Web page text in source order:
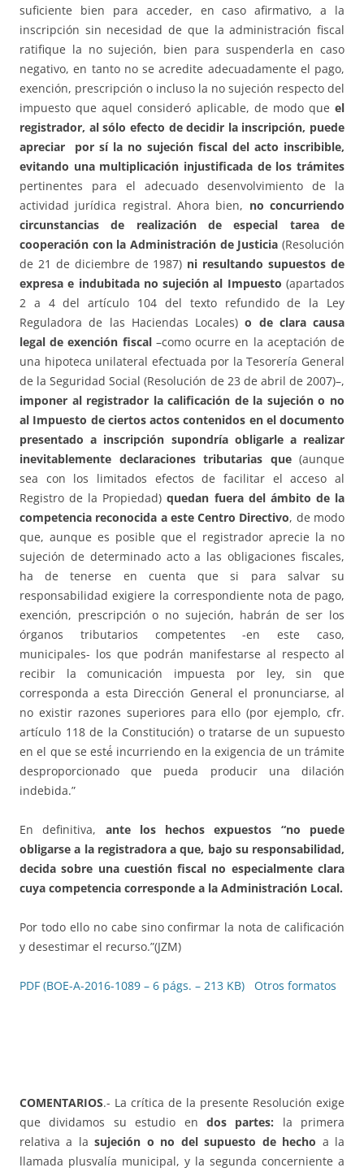
suficiente bien para acceder, en caso afirmativo, a la
inscripción sin necesidad de que la administración fiscal
ratifique la no sujeción, bien para suspenderla en caso
negativo, en tanto no se acredite adecuadamente el pago,
exención, prescripción o incluso la no sujeción respecto del
impuesto que aquel consideró aplicable, de modo que el
registrador, al sólo efecto de decidir la inscripción, puede
apreciar por sí la no sujeción fiscal del acto inscribible,
evitando una multiplicación injustificada de los trámites
pertinentes para el adecuado desenvolvimiento de la
actividad jurídica registral. Ahora bien, no concurriendo
circunstancias de realización de especial tarea de
cooperación con la Administración de Justicia (Resolución
de 21 de diciembre de 1987) ni resultando supuestos de
expresa e indubitada no sujeción al Impuesto (apartados
2 a 4 del artículo 104 del texto refundido de la Ley
Reguladora de las Haciendas Locales)o de clara causa
legal de exención fiscal–como ocurre en la aceptación de
una hipoteca unilateral efectuada por la Tesorería General
de la Seguridad Social (Resolución de 23 de abril de 2007)–,
imponer al registrador la calificación de la sujeción o no
al Impuesto de ciertos actos contenidos en el documento
presentado a inscripción supondría obligarle a realizar
inevitablemente declaraciones tributarias que (aunque
sea con los limitados efectos de facilitar el acceso al
Registro de la Propiedad)quedan fuera del ámbito de la
competencia reconocida a este Centro Directivo, de modo
que, aunque es posible que el registrador aprecie la no
sujeción de determinado acto a las obligaciones fiscales,
ha de tenerse en cuenta que si para salvar su
responsabilidad exigiere la correspondiente nota de pago,
exención, prescripción o no sujeción, habrán de ser los
órganos tributarios competentes -en este caso,
municipales- los que podrán manifestarse al respecto al
recibir la comunicación impuesta por ley, sin que
corresponda a esta Dirección General el pronunciarse, al
no existir razones superiores para ello (por ejemplo, cfr.
artículo 118 de la Constitución) o tratarse de un supuesto
en el que se esté́ incurriendo en la exigencia de un trámite
desproporcionado que pueda producir una dilación
indebida.”
En definitiva, ante los hechos expuestos “no puede
obligarse a la registradora a que, bajo su responsabilidad,
decida sobre una cuestión fiscal no especialmente clara
cuya competencia corresponde a la Administración Local.
Por todo ello no cabe sino confirmar la nota de calificación
y desestimar el recurso.”(JZM)
PDF (BOE-A-2016-1089 – 6 págs. – 213 KB) Otros formatos
COMENTARIOS.- La crítica de la presente Resolución exige
que dividamos su estudio en dos partes: la primera
relativa a lasujeción o no del supuesto de hecho a la
llamada plusvalía municipal, y la segunda concerniente a